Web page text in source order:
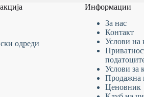
одреди
Информации
За нас
Контакт
Услови на
Услови за
Продажна
Ценовник